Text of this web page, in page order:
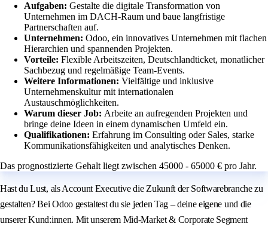
Aufgaben: Gestalte die digitale Transformation von
Unternehmen im DACH-Raum und baue langfristige
Partnerschaften auf.
Unternehmen: Odoo, ein innovatives Unternehmen mit flachen
Hierarchien und spannenden Projekten.
Vorteile: Flexible Arbeitszeiten, Deutschlandticket, monatlicher
Sachbezug und regelmäßige Team-Events.
Weitere Informationen: Vielfältige und inklusive
Unternehmenskultur mit internationalen
Austauschmöglichkeiten.
Warum dieser Job: Arbeite an aufregenden Projekten und
bringe deine Ideen in einem dynamischen Umfeld ein.
Qualifikationen: Erfahrung im Consulting oder Sales, starke
Kommunikationsfähigkeiten und analytisches Denken.
Das prognostizierte Gehalt liegt zwischen 45000 - 65000 € pro Jahr.
Hast du Lust, als Account Executive die Zukunft der Softwarebranche zu
gestalten? Bei Odoo gestaltest du sie jeden Tag – deine eigene und die
unserer Kund:innen. Mit unserem Mid-Market & Corporate Segment